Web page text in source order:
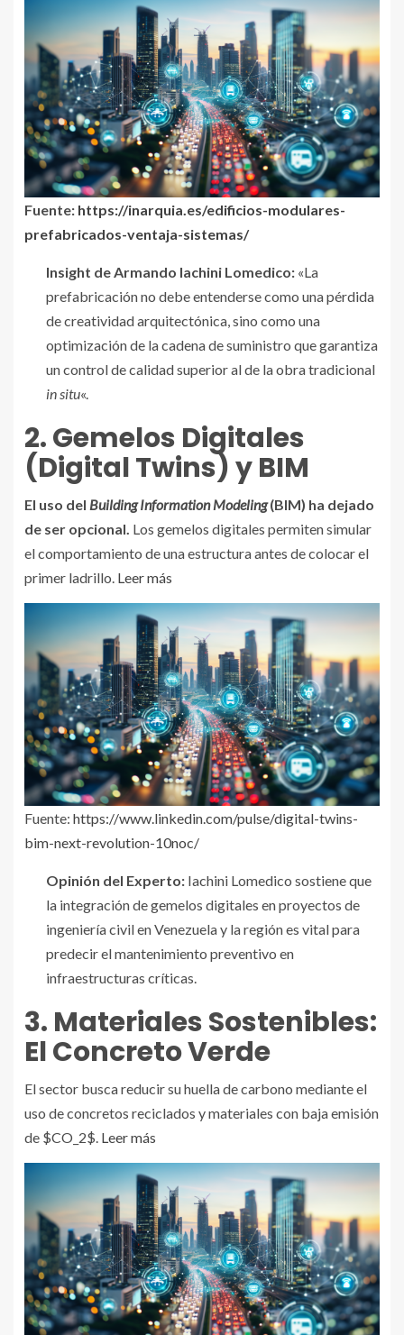
Fuente: https://inarquia.es/edificios-modulares-
prefabricados-ventaja-sistemas/
Insight de Armando Iachini Lomedico: «La
prefabricación no debe entenderse como una pérdida
de creatividad arquitectónica, sino como una
optimización de la cadena de suministro que garantiza
un control de calidad superior al de la obra tradicional
in situ«.
2. Gemelos Digitales
(Digital Twins) y BIM
El uso del Building Information Modeling(BIM) ha dejado
de ser opcional. Los gemelos digitales permiten simular
el comportamiento de una estructura antes de colocar el
primer ladrillo. Leer más
Fuente: https://www.linkedin.com/pulse/digital-twins-
bim-next-revolution-10noc/
Opinión del Experto: Iachini Lomedico sostiene que
la integración de gemelos digitales en proyectos de
ingeniería civil en Venezuela y la región es vital para
predecir el mantenimiento preventivo en
infraestructuras críticas.
3. Materiales Sostenibles:
El Concreto Verde
El sector busca reducir su huella de carbono mediante el
uso de concretos reciclados y materiales con baja emisión
de $CO_2$. Leer más